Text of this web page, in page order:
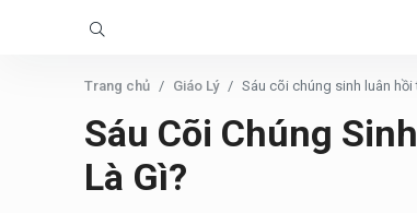
Trang chủ Giáo Lý Sáu cõi chúng sinh luân
Sáu Cõi Chúng
Là Gì?